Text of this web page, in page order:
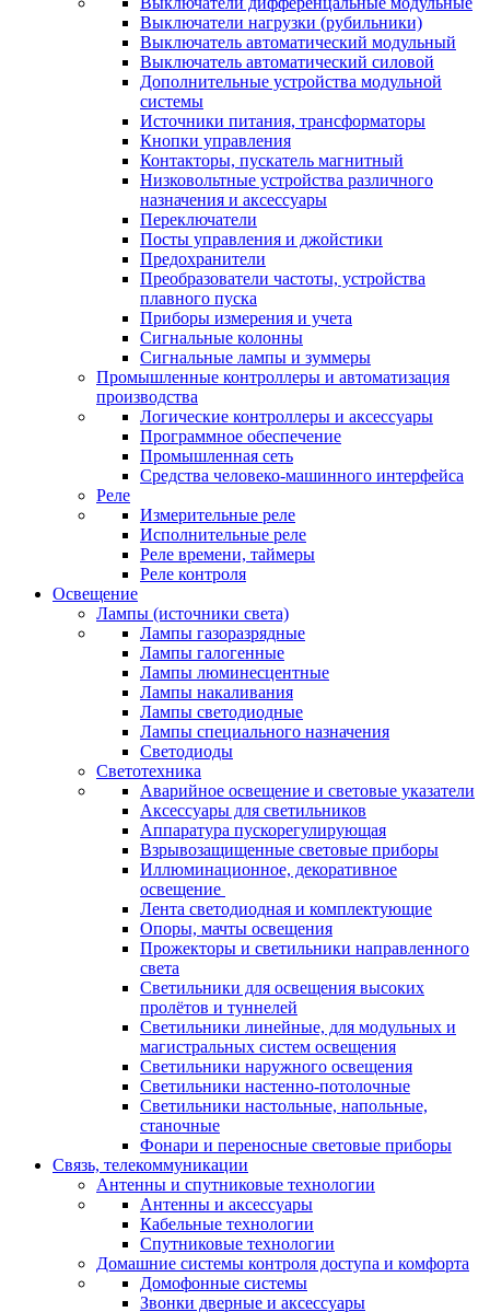
Выключатели нагрузки (рубильники)
Выключатель автоматический модульный
Выключатель автоматический силовой
Дополнительные устройства модульной
системы
Источники питания, трансформаторы
Кнопки управления
Контакторы, пускатель магнитный
Низковольтные устройства различного
назначения и аксессуары
Переключатели
Посты управления и джойстики
Предохранители
Преобразователи частоты, устройства
плавного пуска
Приборы измерения и учета
Сигнальные колонны
Сигнальные лампы и зуммеры
Промышленные контроллеры и автоматизация
производства
Логические контроллеры и аксессуары
Программное обеспечение
Промышленная сеть
Средства человеко-машинного интерфейса
Реле
Измерительные реле
Исполнительные реле
Реле времени, таймеры
Реле контроля
Освещение
Лампы (источники света)
Лампы газоразрядные
Лампы галогенные
Лампы люминесцентные
Лампы накаливания
Лампы светодиодные
Лампы специального назначения
Светодиоды
Светотехника
Аварийное освещение и световые указатели
Аксессуары для светильников
Аппаратура пускорегулирующая
Взрывозащищенные световые приборы
Иллюминационное, декоративное
освещение
Лента светодиодная и комплектующие
Опоры, мачты освещения
Прожекторы и светильники направленного
света
Светильники для освещения высоких
пролётов и туннелей
Светильники линейные, для модульных и
магистральных систем освещения
Светильники наружного освещения
Светильники настенно-потолочные
Светильники настольные, напольные,
станочные
Фонари и переносные световые приборы
Связь, телекоммуникации
Антенны и спутниковые технологии
Антенны и аксессуары
Кабельные технологии
Спутниковые технологии
Домашние системы контроля доступа и комфорта
Домофонные системы
Звонки дверные и аксессуары